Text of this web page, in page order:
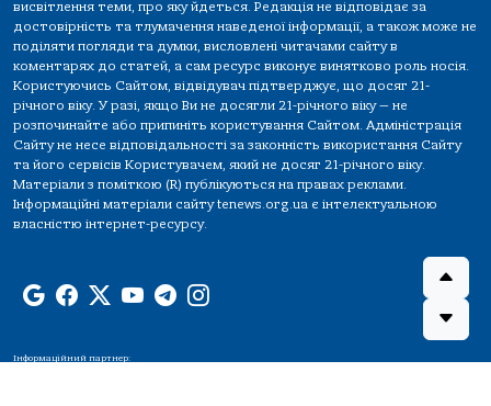
висвітлення теми, про яку йдеться. Редакція не відповідає за
достовірність та тлумачення наведеної інформації, а також може не
поділяти погляди та думки, висловлені читачами сайту в
коментарях до статей, а сам ресурс виконує винятково роль носія.
Користуючись Сайтом, відвідувач підтверджує, що досяг 21-
річного віку. У разі, якщо Ви не досягли 21-річного віку — не
розпочинайте або припиніть користування Сайтом. Адміністрація
Сайту не несе відповідальності за законність використання Сайту
та його сервісів Користувачем, який не досяг 21-річного віку.
Матеріали з поміткою (R) публікуються на правах реклами.
Інформаційні матеріали сайту tenews.org.ua є інтелектуальною
власністю інтернет-ресурсу.
Інформаційний партнер: